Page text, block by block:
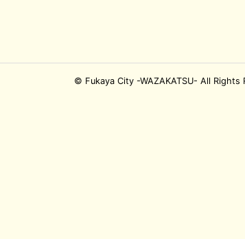
© Fukaya City -WAZAKATSU- All Rights